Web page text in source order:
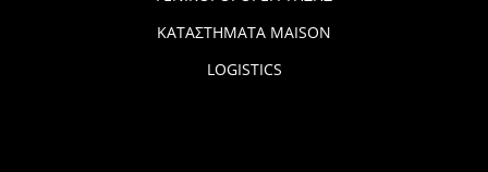
ΚΑΤΑΣΤΗΜΑΤΑ MAISON
LOGISTICS